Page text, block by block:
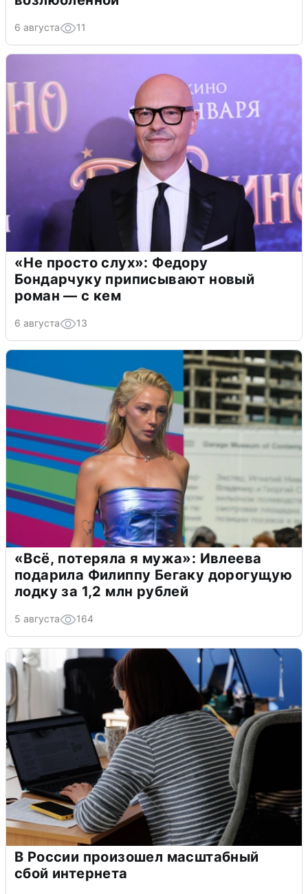
6 августа 11
«Не просто слух»: Федору
Бондарчуку приписывают новый
роман — с кем
6 августа 13
«Всё, потеряла я мужа»: Ивлеева
подарила Филиппу Бегаку дорогущую
лодку за 1,2 млн рублей
5 августа 164
В России произошел масштабный
сбой интернета